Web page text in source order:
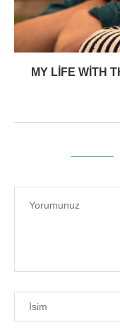
MY LIFE WITH